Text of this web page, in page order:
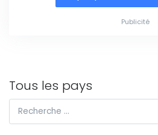
Publicité
Tous les pays